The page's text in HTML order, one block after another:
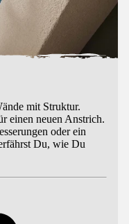
mit Struktur.
einen neuen Anstrich.
oder ein
Du, wie Du